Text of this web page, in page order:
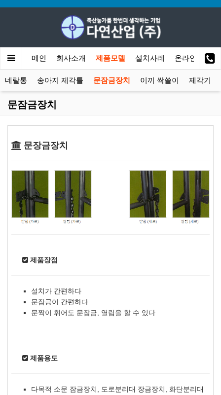
메인 회사소개 제품모델 설치사례 온라인문의
네랄통 송아지 제각틀 문잠금장치 이끼 싹쓸이 제각기
문잠금장치
문장금장치
제품장점
설치가 간편하다
문잠긍이 간편하다
문짝이 휘어도 문잠금, 열림을 할 수 있다
제품용도
다목적 소문 잠금장치, 도로분리대 장금장치, 화단분리대